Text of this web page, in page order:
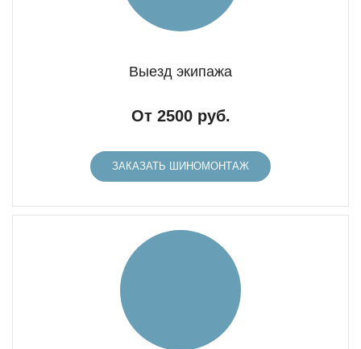
Выезд экипажа
От 2500 руб.
ЗАКАЗАТЬ ШИНОМОНТАЖ